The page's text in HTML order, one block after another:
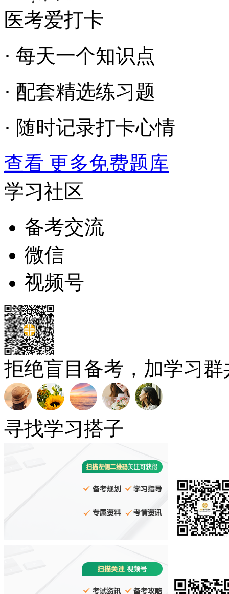
医考爱打卡
· 每天一个知识点
· 配套精选练习题
· 随时记录打卡心情
查看 更多免费题库
学习社区
备考交流
微信
视频号
拒绝盲目备考，加学习
寻找学习搭子